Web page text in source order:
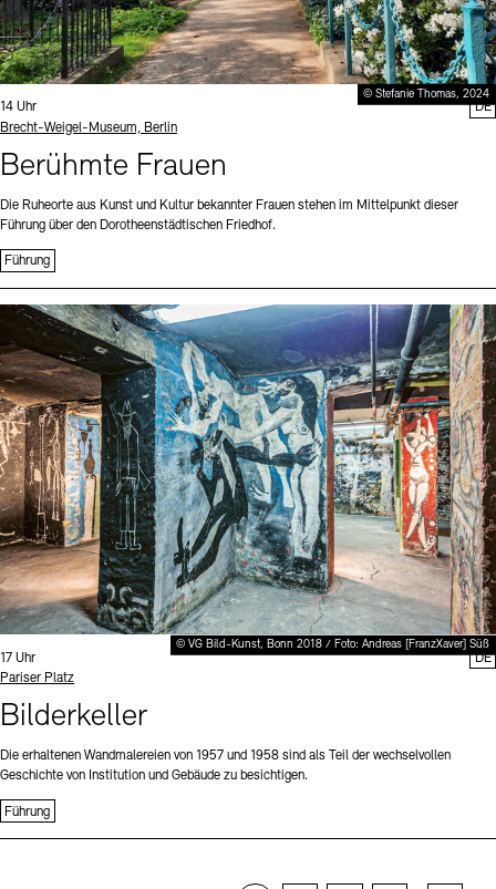
© Stefanie Thomas, 2024
Uhrzeit:
14 Uhr
Standort
Brecht-Weigel-Museum, Berlin
Berühmte Frauen
Die Ruheorte aus Kunst und Kultur bekannter Frauen stehen im Mittelpunkt dieser
Führung über den Dorotheenstädtischen Friedhof.
Führung
DE
© VG Bild-Kunst, Bonn 2018 / Foto: Andreas [FranzXaver] Süß
Uhrzeit:
17 Uhr
Standort
Pariser Platz
Bilderkeller
Die erhaltenen Wandmalereien von 1957 und 1958 sind als Teil der wechselvollen
Geschichte von Institution und Gebäude zu besichtigen.
Führung
DE